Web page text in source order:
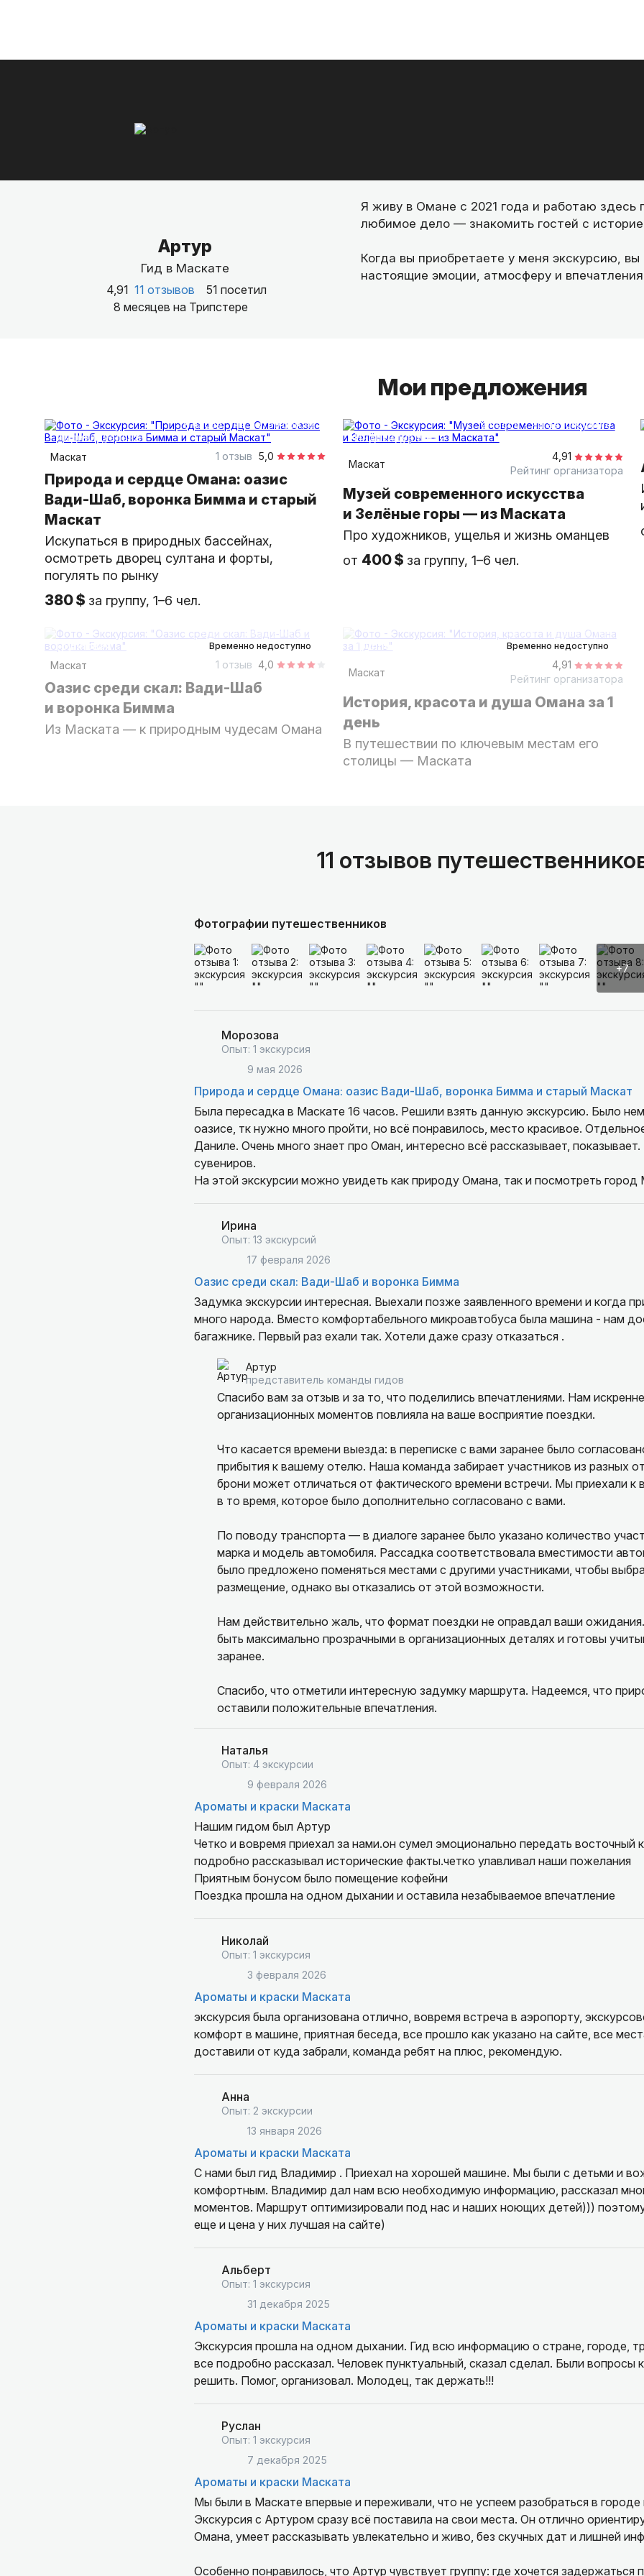
Артур
Гид в Маскате
4,91 11 отзывов
51 посетил
8 месяцев на Трипстере
Я живу в Омане с 2021 года и работаю
любимое дело — знакомить гостей с
Когда вы приобретаете у меня экскурсию,
настоящие эмоции, атмосферу и
Мои предложения
8 часов
на автомобиле
индивидуальная
Маскат
5,0
1 отзыв
Природа и сердце Омана: оазис
Вади-Шаб, воронка Бимма и старый
Маскат
Искупаться в природных бассейнах,
осмотреть дворец султана и форты,
погулять по рынку
380 $ за группу, 1–6 чел.
9 часов
на автомобиле
индивидуальная
Маскат
4,91
Рейтинг организатора
Музей современного искусства
и Зелёные горы — из Маската
Про художников, ущелья и жизнь оманцев
от 400 $ за группу, 1–6 чел.
Временно недоступно
8 часов
на автобусе
групповая
Маскат
4,0
1 отзыв
Оазис среди скал: Вади-Шаб
и воронка Бимма
Из Маската — к природным чудесам Омана
Временно недоступно
5 часов
на автобусе
групповая
Маскат
4,91
Рейтинг организатора
История, красота и душа Омана за 1
день
В путешествии по ключевым местам его
столицы — Маската
11 отзывов
Фотографии путешественников
+7
Морозова
Опыт: 1 экскурсия
9 мая 2026
Природа и сердце Омана: оазис Вади-Шаб, воронка Бимма и старый Маскат
Была пересадка в Маскате 16 часов. Решили взять данную экскурсию. Было немного тяжеловато в
оазисе, тк нужно много пройти, но всё понравилось, место красивое.
Даниле. Очень много знает про Оман, интересно всё рассказывает, показывает. Помог в приобретении
сувениров.
На этой экскурсии можно увидеть как природу Омана, так и посмотреть город
Ирина
Опыт: 13 экскурсий
17 февраля 2026
Оазис среди скал: Вади-Шаб и воронка Бимма
Задумка экскурсии интересная. Выехали позже заявленного времени и когда
много народа. Вместо комфортабельного микроавтобуса была машина - нам
багажнике. Первый раз ехали так. Хотели даже сразу отказаться .
Артур
представитель команды гидов
Спасибо вам за отзыв и за то, что поделились впечатлениями. Нам
организационных моментов повлияла на ваше восприятие поездки.
Что касается времени выезда: в переписке с вами заранее было
прибытия к вашему отелю. Наша команда забирает участников из разных
брони может отличаться от фактического времени встречи. Мы приехали
в то время, которое было дополнительно согласовано с вами.
По поводу транспорта — в диалоге заранее было указано количество
марка и модель автомобиля. Рассадка соответствовала вместимости
было предложено поменяться местами с другими участниками, чтобы
размещение, однако вы отказались от этой возможности.
Нам действительно жаль, что формат поездки не оправдал ваши
быть максимально прозрачными в организационных деталях и готовы
заранее.
Спасибо, что отметили интересную задумку маршрута. Надеемся, что
оставили положительные впечатления.
Наталья
Опыт: 4 экскурсии
9 февраля 2026
Ароматы и краски Маската
Нашим гидом был Артур
Четко и вовремя приехал за нами.он сумел эмоционально передать восточный
подробно рассказывал исторические факты.четко улавливал наши пожелания
Приятным бонусом было помещение кофейни
Поездка прошла на одном дыхании и оставила незабываемое впечатление
Николай
Опыт: 1 экскурсия
3 февраля 2026
Ароматы и краски Маската
экскурсия была организована отлично, вовремя встреча в аэропорту,
комфорт в машине, приятная беседа, все прошло как указано на сайте, все
доставили от куда забрали, команда ребят на плюс, рекомендую.
Анна
Опыт: 2 экскурсии
13 января 2026
Ароматы и краски Маската
С нами был гид Владимир . Приехал на хорошей машине. Мы были с детьми и
комфортным. Владимир дал нам всю необходимую информацию, рассказал
моментов. Маршрут оптимизировали под нас и наших ноющих детей)))
еще и цена у них лучшая на сайте)
Альберт
Опыт: 1 экскурсия
31 декабря 2025
Ароматы и краски Маската
Экскурсия прошла на одном дыхании. Гид всю информацию о стране, городе,
все подробно рассказал. Человек пунктуальный, сказал сделал. Были вопросы
решить. Помог, организовал. Молодец, так держать!!!
Руслан
Опыт: 1 экскурсия
7 декабря 2025
Ароматы и краски Маската
Мы были в Маскате впервые и переживали, что не успеем разобраться в
Экскурсия с Артуром сразу всё поставила на свои места. Он отлично
Омана, умеет рассказывать увлекательно и живо, без скучных дат и лишней
Особенно понравилось, что Артур чувствует группу: где хочется задержаться